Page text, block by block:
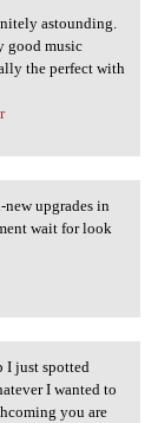
is
astounding.
good music
the perfect with
upgrades in
wait for look
I just spotted
I wanted to
you are